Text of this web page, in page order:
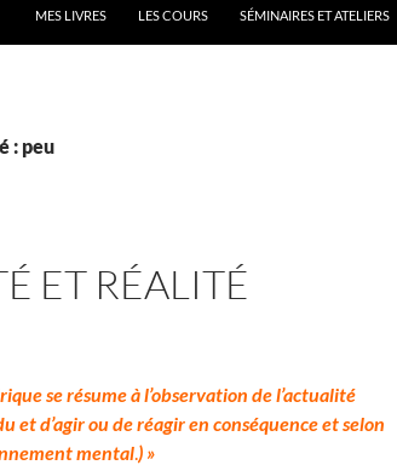
MES LIVRES LES COURS SÉMINAIRES ET ATELIERS
: peu
ET RÉALITÉ
se résume à l’observation de l’actualité
et d’agir ou de réagir en conséquence et selon
mental.) »